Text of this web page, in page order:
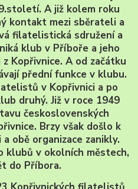
A již kolem roku
kontakt mezi sběrateli a
filatelistická sdružení a
klub v Příboře a jeho
Kopřivnice. A od začátku
přední funkce v klubu.
v Kopřivnici a po
druhý. Již v roce 1949
československých
Brzy však došlo k
obě organizace zanikly.
klubů v okolních městech,
do Příbora.